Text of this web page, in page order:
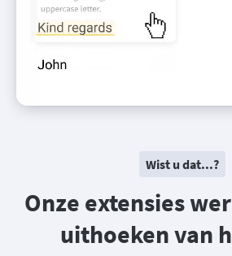
Wist u dat...?
Onze extensies
uithoeken van